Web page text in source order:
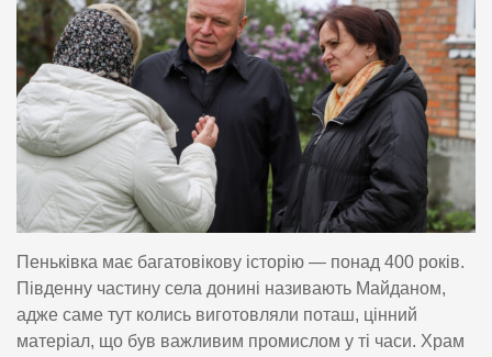
Пеньківка має багатовікову історію — понад 400 років.
Південну частину села донині називають Майданом,
адже саме тут колись виготовляли поташ, цінний
матеріал, що був важливим промислом у ті часи. Храм